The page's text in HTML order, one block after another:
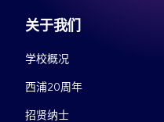
关于我们
学校概况
西浦20周年
招贤纳士